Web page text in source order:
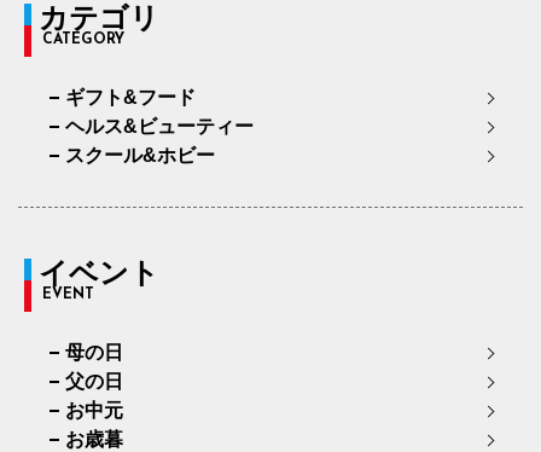
カテゴリ
CATEGORY
ギフト&フード
ヘルス&ビューティー
スクール&ホビー
イベント
EVENT
母の日
父の日
お中元
お歳暮